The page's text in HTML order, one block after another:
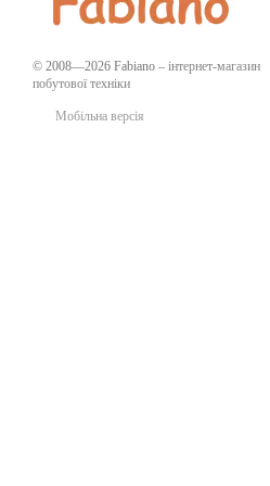
© 2008—2026 Fabiano – інтернет-магазин
побутової техніки
Мобільна версія